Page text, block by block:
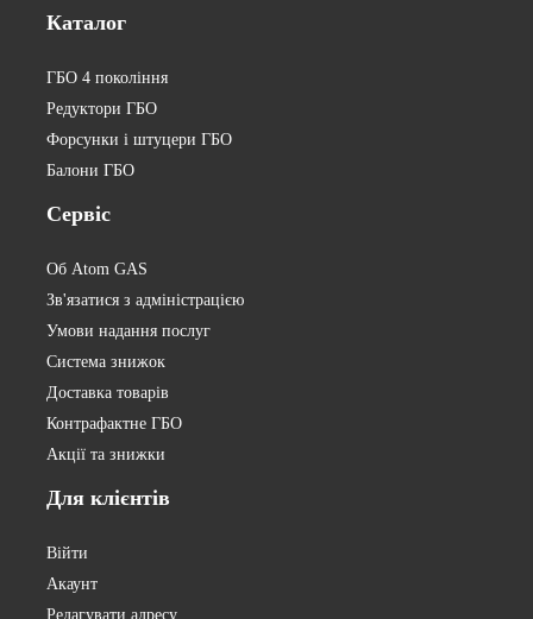
Каталог
ГБО 4 покоління
Редуктори ГБО
Форсунки і штуцери ГБО
Балони ГБО
Сервіс
Об Atom GAS
Зв'язатися з адміністрацією
Умови надання послуг
Система знижок
Доставка товарів
Контрафактне ГБО
Акції та знижки
Для клієнтів
Війти
Акаунт
Редагувати адресу